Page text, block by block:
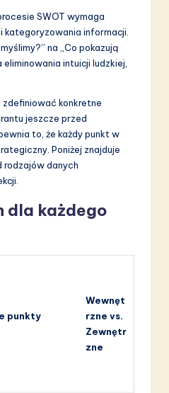
SWOT wymaga
kategoryzowania informacji.
na „Co pokazują
intuicji ludzkiej,
zdefiniować konkretne
jeszcze przed
to, że każdy punkt w
Poniżej znajduje
rodzajów danych
dla każdego
punkty
Wewnęt
rzne vs.
Zewnętr
zne